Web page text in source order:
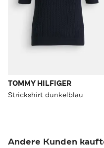
TOMMY HILFIGER
Strickshirt dunkelblau
Andere Kunden